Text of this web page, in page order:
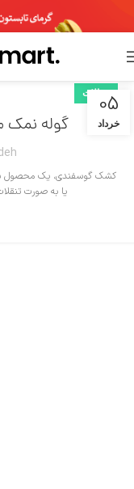
05
خرداد
مقالات
گوله
کشک گوسفندی، یک محصول
یا به صورت